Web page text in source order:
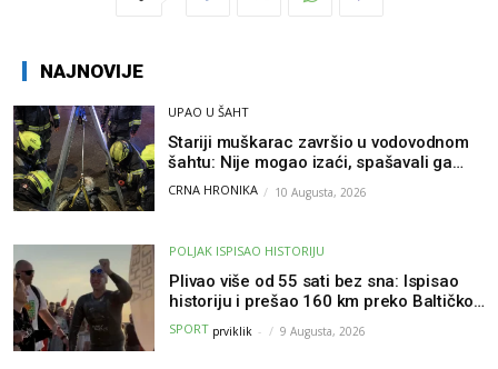
NAJNOVIJE
UPAO U ŠAHT
Stariji muškarac završio u vodovodnom
šahtu: Nije mogao izaći, spašavali ga
vatrogasci
CRNA HRONIKA 10 Augusta, 2026
POLJAK ISPISAO HISTORIJU
Plivao više od 55 sati bez sna: Ispisao
historiju i prešao 160 km preko Baltičkog
mora – a podvig posvetio djeci oboljeloj
od raka
SPORT prviklik - 9 Augusta, 2026